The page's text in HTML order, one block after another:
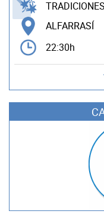
TRADICIONES
ALFARRASÍ
22:30h